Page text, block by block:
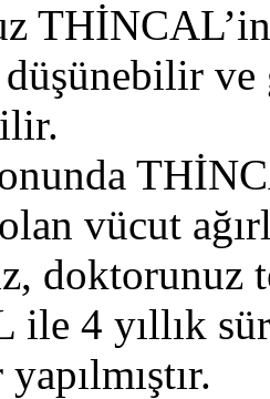
ve
vücut
4 yıllık